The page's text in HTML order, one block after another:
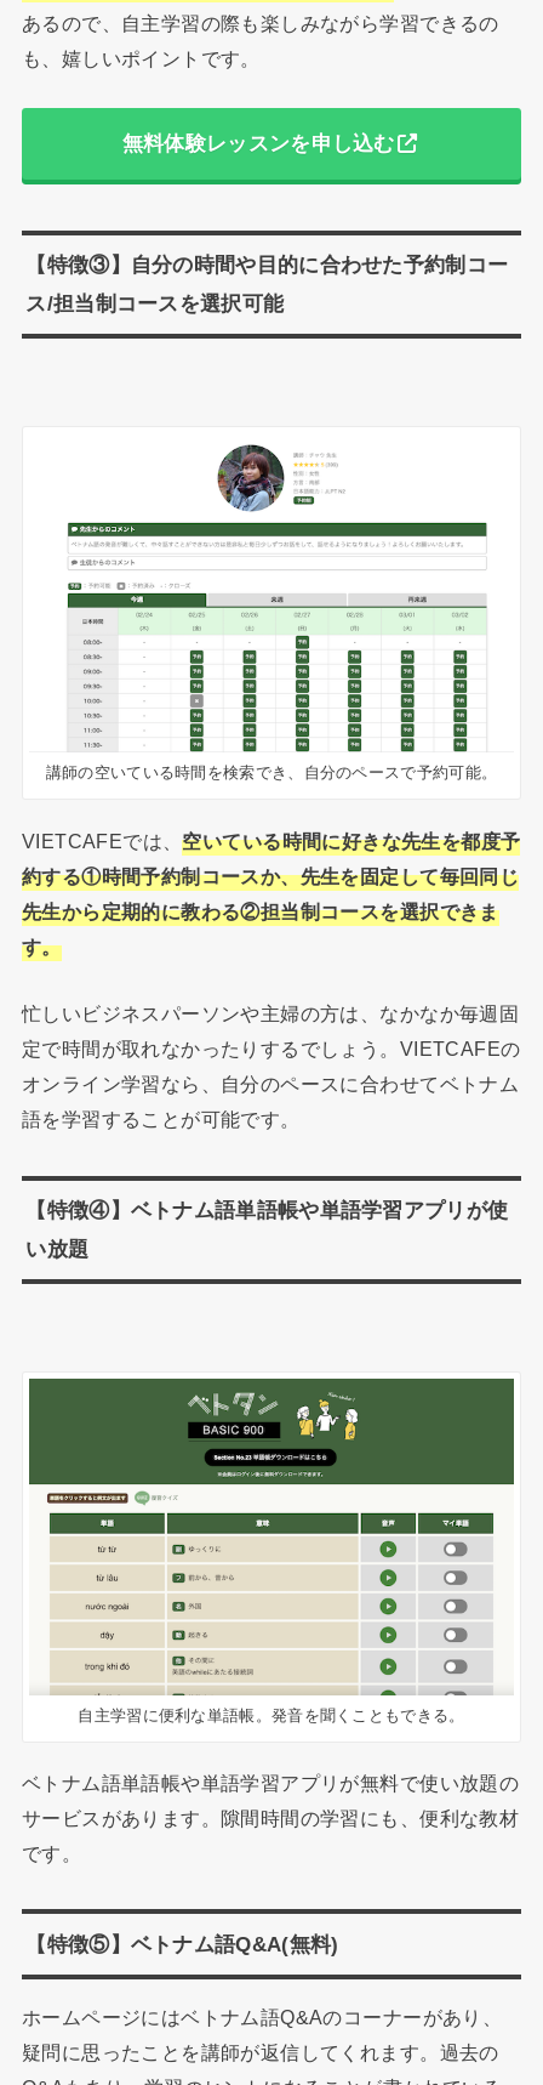
あるので、自主学習の際も楽しみながら学習できるの
も、嬉しいポイントです。
無料体験レッスンを申し込む
【特徴③】自分の時間や目的に合わせた予約制コー
ス/担当制コースを選択可能
講師の空いている時間を検索でき、自分のペースで予約可能。
VIETCAFEでは、空いている時間に好きな先生を都度予
約する①時間予約制コースか、先生を固定して毎回同じ
先生から定期的に教わる②担当制コースを選択できま
す。
忙しいビジネスパーソンや主婦の方は、なかなか毎週固
定で時間が取れなかったりするでしょう。VIETCAFEの
オンライン学習なら、自分のペースに合わせてベトナム
語を学習することが可能です。
【特徴④】ベトナム語単語帳や単語学習アプリが使
い放題
自主学習に便利な単語帳。発音を聞くこともできる。
ベトナム語単語帳や単語学習アプリが無料で使い放題の
サービスがあります。隙間時間の学習にも、便利な教材
です。
【特徴⑤】ベトナム語Q&A(無料)
ホームページにはベトナム語Q&Aのコーナーがあり、
疑問に思ったことを講師が返信してくれます。過去の